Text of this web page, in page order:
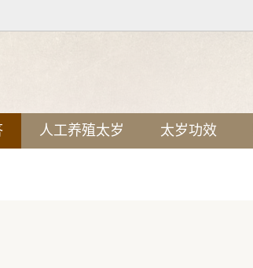
人工养殖太岁 太岁功效